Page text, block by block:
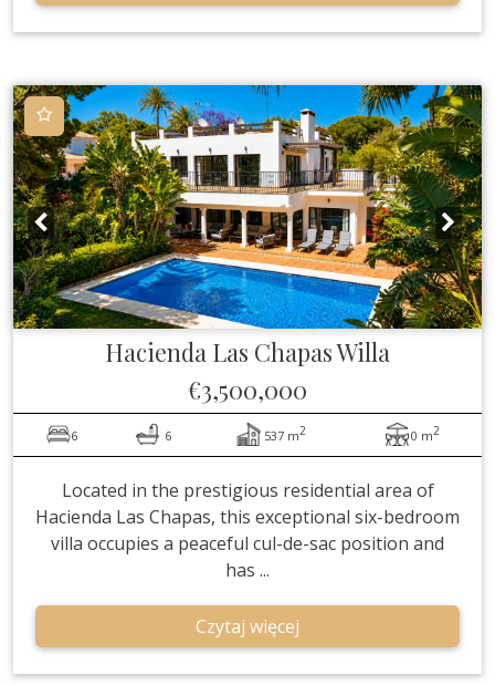
Hacienda Las ChapasWilla
€3,500,000
6 6 537 m2 0 m2
Located in the prestigious residential area of
Hacienda Las Chapas, this exceptional six-bedroom
villa occupies a peaceful cul-de-sac position and
has ...
Czytaj więcej